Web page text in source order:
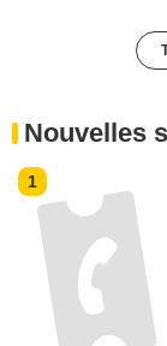
Nouvelles
1